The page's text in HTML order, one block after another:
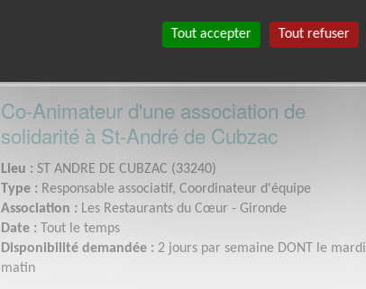
Co-Animateur d'une association de
solidarité à St-André de Cubzac
Lieu : ST ANDRE DE CUBZAC (33240)
Type : Responsable associatif, Coordinateur d'équipe
Association : Les Restaurants du Cœur - Gironde
Date :
Tout le temps
Disponibilité demandée : 2 jours par semaine DONT le mardi
matin
Tout accepter Tout refuser